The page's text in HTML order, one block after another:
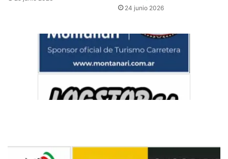
24 junio 2026